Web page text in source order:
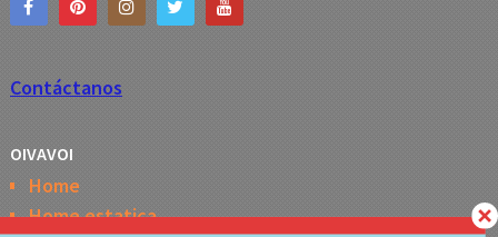
Contáctanos
OIVAVOI
Home
Home estatica